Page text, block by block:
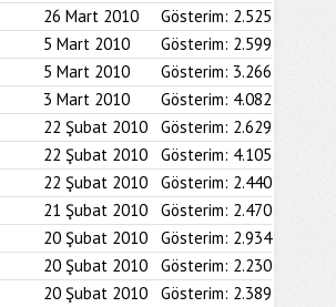
26 Mart 2010 Gösterim: 2.525
5 Mart 2010 Gösterim: 2.599
5 Mart 2010 Gösterim: 3.266
3 Mart 2010 Gösterim: 4.082
22 Şubat 2010 Gösterim: 2.629
22 Şubat 2010 Gösterim: 4.105
22 Şubat 2010 Gösterim: 2.440
21 Şubat 2010 Gösterim: 2.470
20 Şubat 2010 Gösterim: 2.934
20 Şubat 2010 Gösterim: 2.230
20 Şubat 2010 Gösterim: 2.389